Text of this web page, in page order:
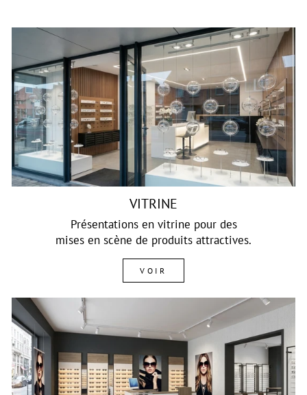
VITRINE
Présentations en vitrine pour des
mises en scène de produits attractives.
VOIR